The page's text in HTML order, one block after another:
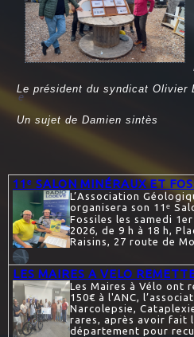
Le président du syndicat Olivier
e
Un sujet de Damien sintès
11ᵉ SALON MINÉRAUX ET
L’Association
organisera son 11ᵉ
Fossiles les samedi
2026, de 9 h à 18 h,
Raisins, 27 route de
LES MAIRES A VELO
Les Maires à Vélo ont
150€ à l'ANC,
Narcolepsie,
rares, après avoir fait
département pour